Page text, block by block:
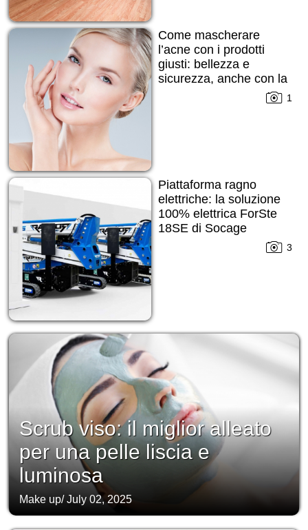
Come mascherare
l’acne con i prodotti
giusti: bellezza e
sicurezza, anche con la
1
Piattaforma ragno
elettriche: la soluzione
100% elettrica ForSte
18SE di Socage
3
Scrub viso: il miglior alleato
per una pelle liscia e
luminosa
Make up/July 02, 2025